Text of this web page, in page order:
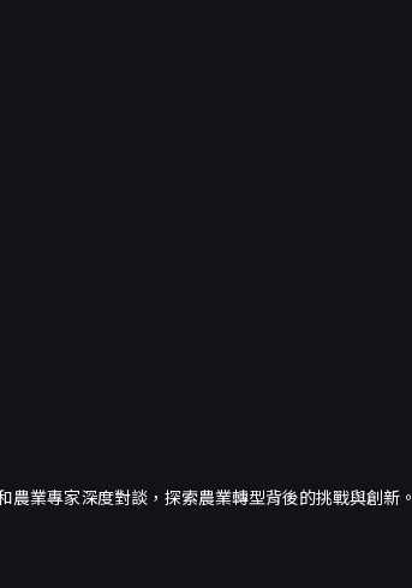
業專家深度對談，探索農業轉型背後的挑戰與創新。